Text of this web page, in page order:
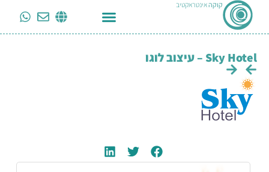
קוקהאינטראקטיב
Sky Hotel – עיצוב לוגו